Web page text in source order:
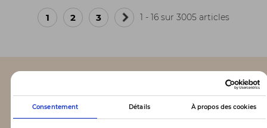
Consentement Détails À propos des cookies
1 2 3
Page
1 - 16 sur 3005 articles
CLAQUETTES MARKET